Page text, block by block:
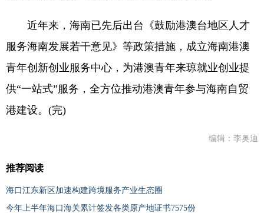
近年来，海南已先后出台《鼓励港澳台地区人才
服务海南发展若干意见》等政策措施，成立海南港澳
青年创新创业服务中心，为港澳青年来琼就业创业提
供“一站式”服务，全方位推动港澳青年参与海南自贸
港建设。(完)
编辑：李奥迪
推荐阅读
海口江东新区加速构建跨境服务产业生态圈
今年上半年海口海关累计签发各类原产地证书7575份